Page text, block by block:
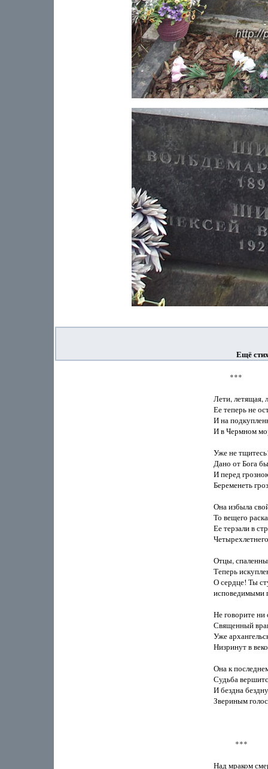
Ещё
         ***
Лети, летящая,
Ее теперь не
И на
И в Чермном
Уже не
Дано от Бога
И перед
Беременеть
Она избыла
То вещего
Ее терзали в
Отцы,
Теперь
О сердце! Ты
исповедимыми
Не говорите ни
Священный
Уже
Низринут в
Она к
Судьба
И бездна
Звериным
            ***
Над мраком